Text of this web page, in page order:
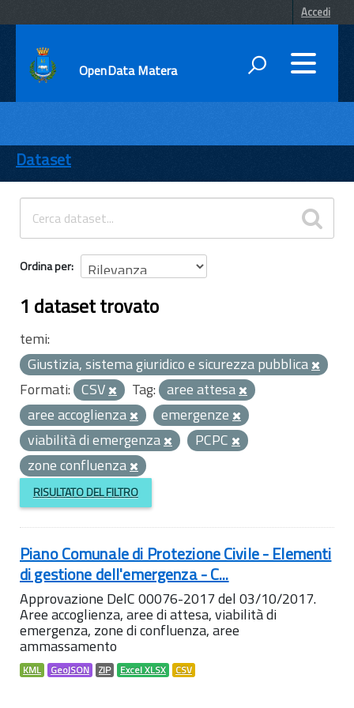
Accedi
OpenData Matera
ENTI
TEMI
INFORMAZIONI
Dataset
Ordina per
1 dataset trovato
temi:
Giustizia, sistema giuridico e sicurezza pubblica
Formati: CSV Tag: aree attesa
aree accoglienza
emergenze
viabilità di emergenza
PCPC
zone confluenza
RISULTATO DEL FILTRO
Piano Comunale di Protezione Civile - Elementi
di gestione dell'emergenza - C...
Approvazione DelC 00076-2017 del 03/10/2017.
Aree accoglienza, aree di attesa, viabilità di
emergenza, zone di confluenza, aree
ammassamento
KML GeoJSON ZIP Excel XLSX CSV